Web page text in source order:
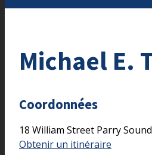
Michael E.
Coordonnées
18 William Street Parry
Obtenir un itinéraire